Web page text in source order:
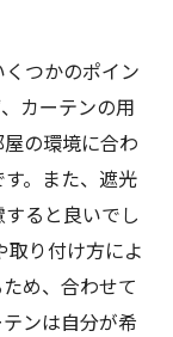
つかのポイン
カーテンの用
の環境に合わ
。また、遮光
ると良いでし
取り付け方によ
め、合わせて
ンは自分が希